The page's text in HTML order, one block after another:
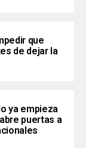
que
de dejar la
ya empieza
puertas a